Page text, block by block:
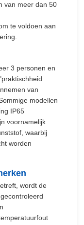
van meer dan 50
te voldoen aan
3 personen en
van
modellen
IP65
voornamelijk
waarbij
worden
wordt de